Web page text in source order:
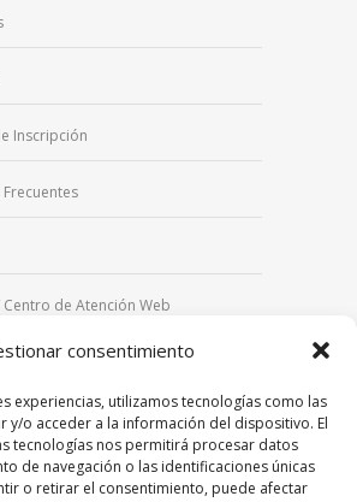
consentimiento
experiencias, utilizamos tecnologías como las
y/o acceder a la información del dispositivo. El
tecnologías nos permitirá procesar datos
de navegación o las identificaciones únicas
o retirar el consentimiento, puede afectar
Inscripción
Centro de Atención Web
judiciales